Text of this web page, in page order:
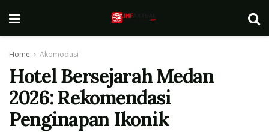
Home Akomodasi
Hotel Bersejarah Medan
2026: Rekomendasi
Penginapan Ikonik